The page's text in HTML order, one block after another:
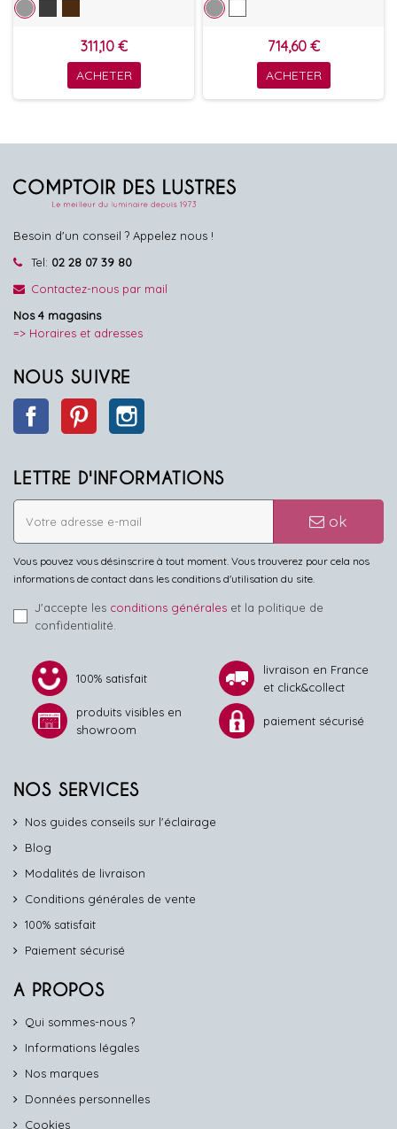
311,10 €
ACHETER
714,60 €
ACHETER
Besoin d'un conseil ? Appelez nous !
Tel: 02 28 07 39 80
Contactez-nous par mail
Nos 4 magasins
=> Horaires et adresses
NOUS SUIVRE
Facebook Pinterest
LETTRE D'INFORMATIONS
ok
Vous pouvez vous désinscrire à tout moment. Vous trouverez pour cela nos
informations de contact dans les conditions d'utilisation du site.
J'accepte les conditions générales et la politique de
confidentialité.
100% satisfait
livraison en France
et click&collect
produits visibles en
showroom
paiement sécurisé
NOS SERVICES
Nos guides conseils sur l'éclairage
Blog
Modalités de livraison
Conditions générales de vente
100% satisfait
Paiement sécurisé
A PROPOS
Qui sommes-nous ?
Informations légales
Nos marques
Données personnelles
Cookies